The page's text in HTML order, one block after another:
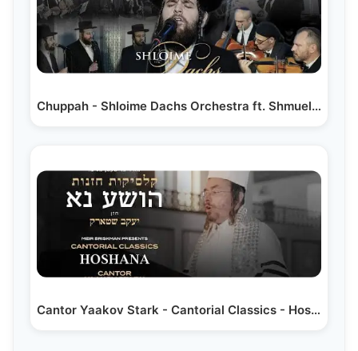
Chuppah - Shloime Dachs Orchestra ft. Shmueli Ungar…
Cantor Yaakov Stark - Cantorial Classics - Hoshana |…